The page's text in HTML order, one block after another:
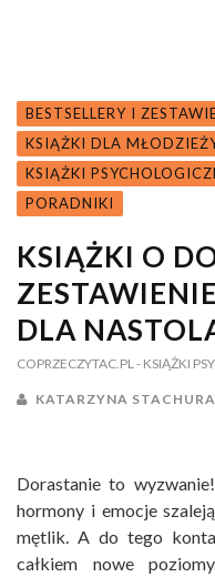
BESTSELLERY I
KSIĄŻKI DLA
KSIĄŻKI
PORADNIKI
KSIĄŻKI O
DLA
COPRZECZYTAC.PL - KSIĄŻKI
KATARZYNA STACHURA
Dorastanie to
hormony i emocje
mętlik. A do tego
całkiem nowe